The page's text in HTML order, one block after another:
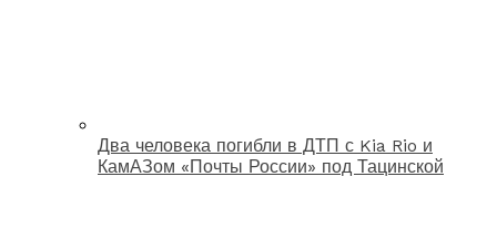
Два человека погибли в ДТП с Kia Rio и
КамАЗом «Почты России» под Тацинской